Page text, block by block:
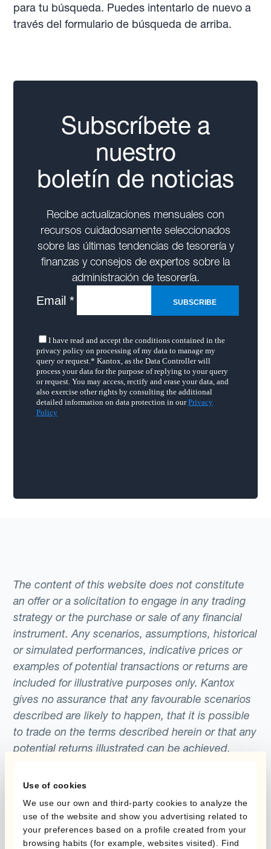
Use of cookies
We use our own and third-party cookies to analyze the
use of the website and show you advertising related to
your preferences based on a profile created from your
browsing habits (for example, websites visited). Find
para tu búsqueda. Puedes intentarlo de nuevo a
través del formulario de búsqueda de arriba.
Subscríbete a
nuestro
boletín de noticias
Recibe actualizaciones mensuales con
recursos cuidadosamente seleccionados
sobre las últimas tendencias de tesorería y
finanzas y consejos de expertos sobre la
administración de tesorería.
The content of this website does not constitute
an offer or a solicitation to engage in any trading
strategy or the purchase or sale of any financial
instrument. Any scenarios, assumptions, historical
or simulated performances, indicative prices or
examples of potential transactions or returns are
included for illustrative purposes only. Kantox
gives no assurance that any favourable scenarios
described are likely to happen, that it is possible
to trade on the terms described herein or that any
potential returns illustrated can be achieved.
or hedging recommendations.